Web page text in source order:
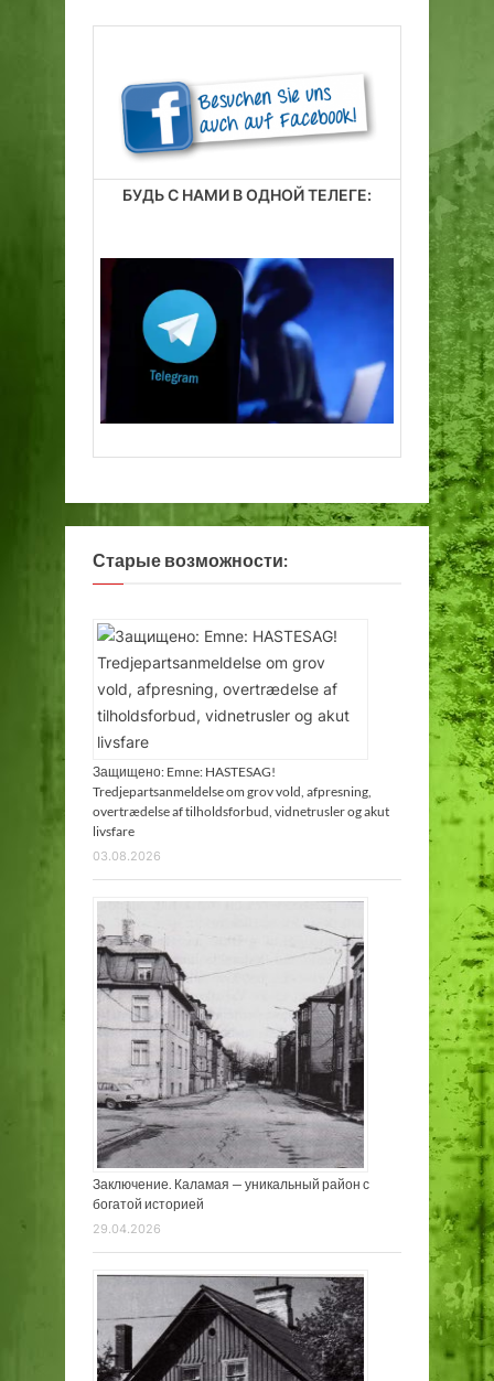
БУДЬ С НАМИ В ОДНОЙ ТЕЛЕГЕ:
Старые возможности:
Защищено: Emne: HASTESAG!
Tredjepartsanmeldelse om grov vold, afpresning,
overtrædelse af tilholdsforbud, vidnetrusler og akut
livsfare
03.08.2026
Заключение. Каламая — уникальный район с
богатой историей
29.04.2026